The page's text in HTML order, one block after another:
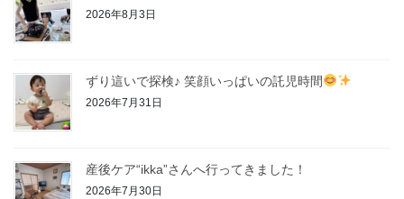
2026年8月3日
ずり這いで探検♪ 笑顔いっぱいの託児時間
2026年7月31日
産後ケア“ikka”さんへ行ってきました！
2026年7月30日